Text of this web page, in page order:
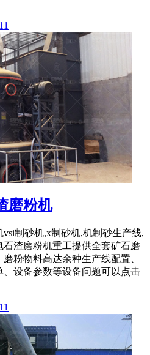
磨粉机
制砂机,x制砂机,机制砂生产线,
渣磨粉机重工提供全套矿石磨
粉物料高达余种生产线配置、
设备参数等设备问题可以点击